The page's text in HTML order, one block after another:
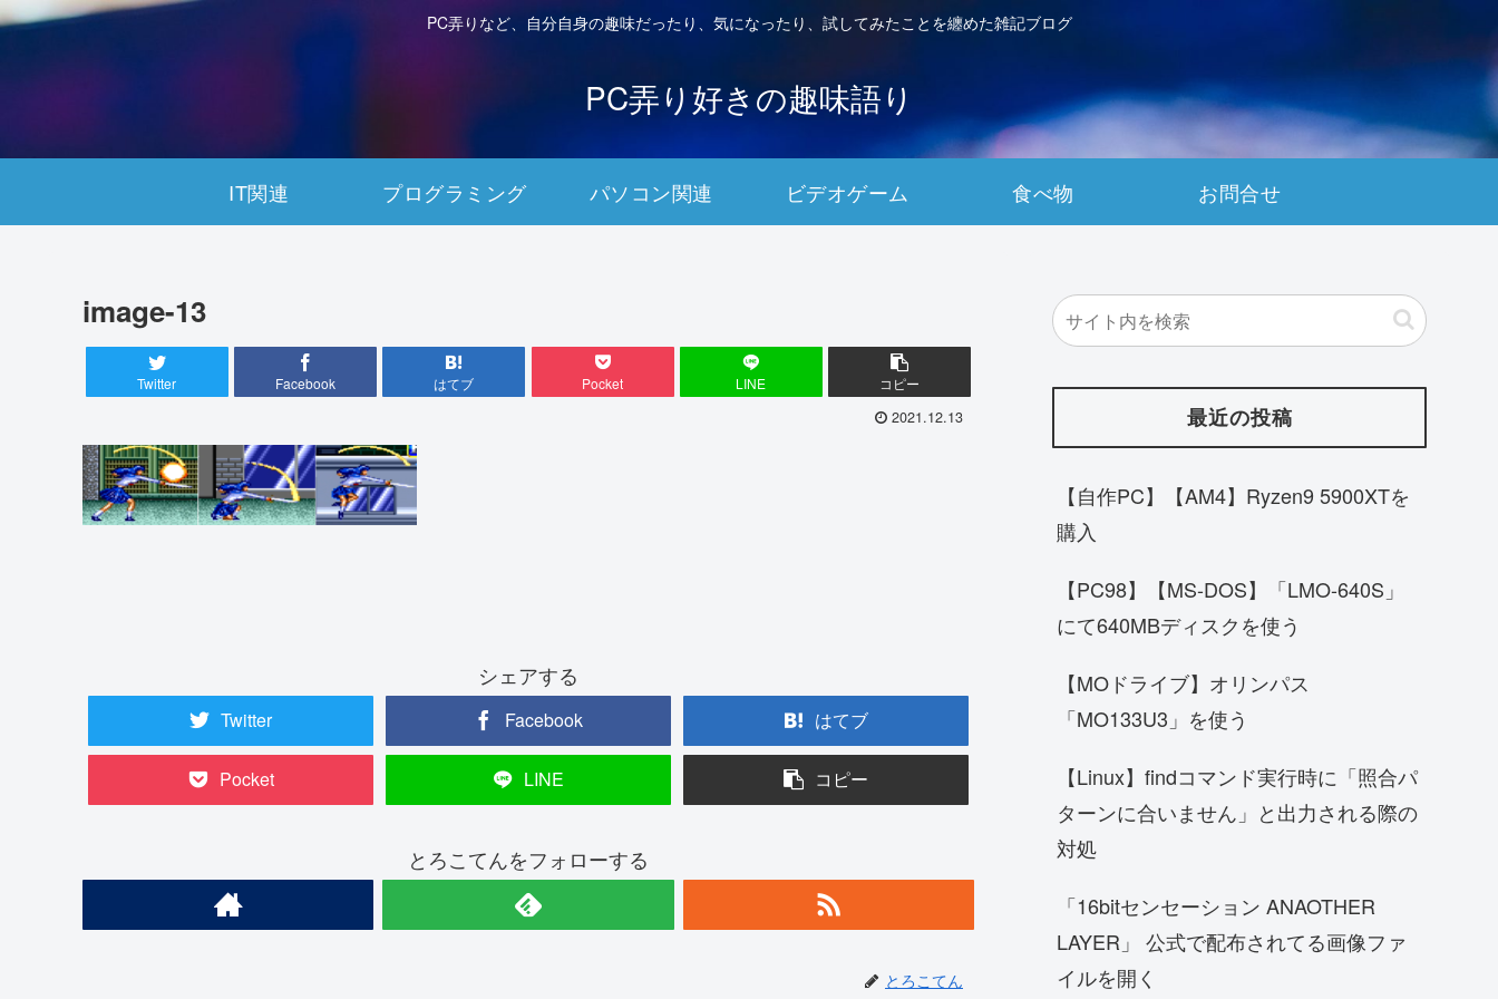
PC弄りなど、自分自身の趣味だったり、気になったり、試してみたことを纏めた雑記ブログ
PC弄り好きの趣味語り
IT関連 プログラミング パソコン関連 ビデオゲーム 食べ物 お問合せ
image-13
Twitter Facebook はてブ Pocket LINE コピー
2021.12.13
シェアする
Twitter Facebook はてブ
Pocket LINE コピー
とろこてんをフォローする
とろこてん
最近の投稿
【自作PC】【AM4】Ryzen9 5900XTを
購入
【PC98】【MS-DOS】「LMO-640S」
にて640MBディスクを使う
【MOドライブ】オリンパス
「MO133U3」を使う
【Linux】findコマンド実行時に「照合パ
ターンに合いません」と出力される際の
対処
「16bitセンセーション ANAOTHER
LAYER」 公式で配布されてる画像ファ
イルを開く